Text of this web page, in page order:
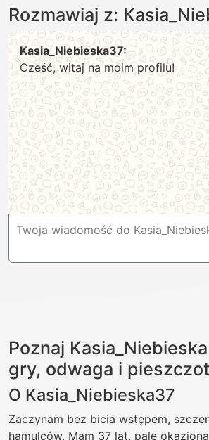
Rozmawiaj z:
Kasia_Niebieska37:
Cześć, witaj na moim profilu!
Poznaj
gry, odwaga i
O Kasia_Niebieska37
Zaczynam bez bicia wstępem,
hamulców. Mam 37 lat, palę